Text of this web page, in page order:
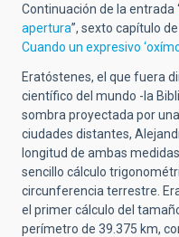
Continuación de la entrada
apertura”, sexto capítulo
Cuando un expresivo
Eratóstenes, el que fuera
científico del mundo -la
sombra proyectada por
ciudades distantes,
longitud de ambas
sencillo cálculo
circunferencia terrestre.
el primer cálculo del
perímetro de 39.375 km,